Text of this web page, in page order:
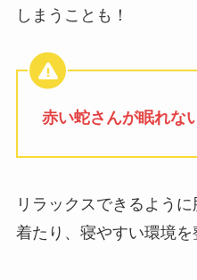
しまうことも！
赤い蛇さんが眠れな
リラックスできるよう
着たり、寝やすい環境を